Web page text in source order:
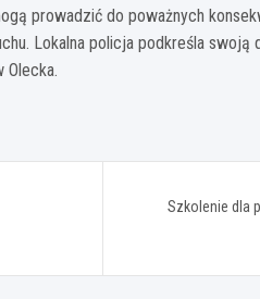
prowadzić do poważnych
Lokalna policja podkreśla swoją
Szkolenie dla